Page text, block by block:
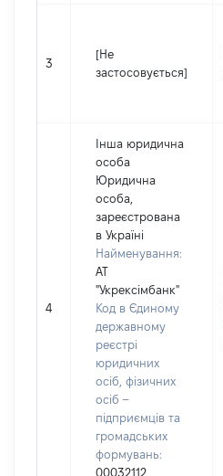
3
[Не
застосовується]
4
Інша юридична
особа
Юридична
особа,
зареєстрована
в Україні
Найменування:
АТ
"Укрексімбанк"
Код в Єдиному
державному
реєстрі
юридичних
осіб, фізичних
осіб –
підприємців та
громадських
формувань:
00032112